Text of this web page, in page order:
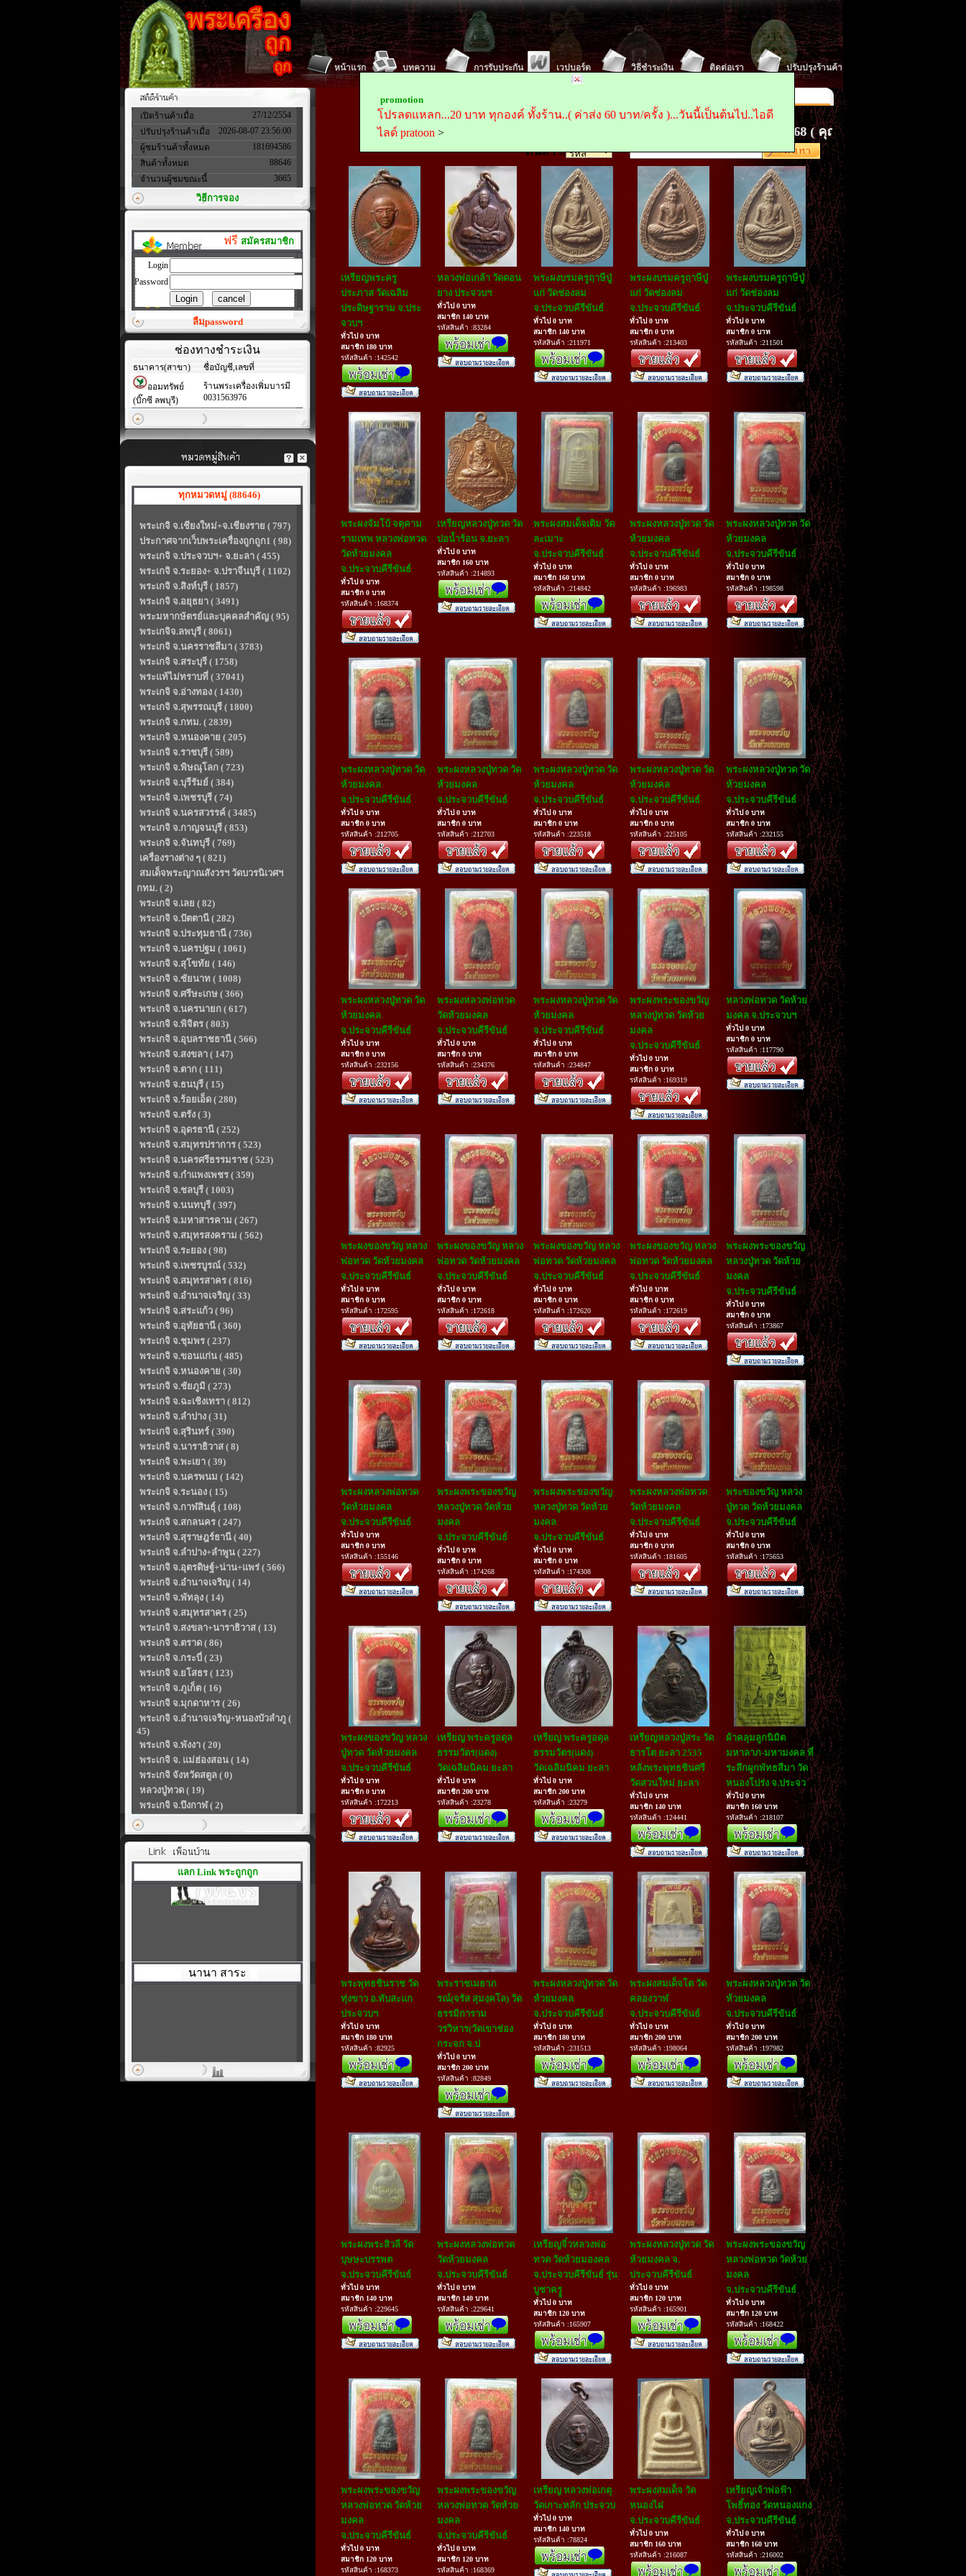
promotion
โปรลดแหลก...20 บาท ทุกองค์ ทั้งร้าน..( ค่าส่ง 60 บาท/ครั้ง )...วันนี้เป็นต้นไป..ไอดี
ไลด์ pratoon >
หน้าแรก บทความ การรับประกัน เวปบอร์ด วิธีชำระเงิน ติดต่อเรา ปรับปรุงร้านค้า
เปิดร้านค้าเมื่อ
27/12/2554
ปรับปรุงร้านค้าเมื่อ
2026-08-07 23:56:00
ผู้ชมร้านค้าทั้งหมด
181694586
สินค้าทั้งหมด
88646
จำนวนผู้ชมขณะนี้
3665
วิธีการจอง
ฟรี สมัครสมาชิก
Login
Password
ลืมpassword
ช่องทางชำระเงิน
ธนาคาร(สาขา)
ชื่อบัญชี,เลขที่
ออมทรัพย์
(บิ๊กซี ลพบุรี)
ร้านพระเครื่องเพิ่มบารมี
0031563976
ทุกหมวดหมู่ (88646)
พระเกจิ จ.เชียงใหม่+จ.เชียงราย ( 797)
ประกาศจากเว็บพระเครื่องถูกถูก1 ( 98)
พระเกจิ จ.ประจวบฯ+ จ.ยะลา ( 455)
พระเกจิ จ.ระยอง+ จ.ปราจีนบุรี ( 1102)
พระเกจิ จ.สิงห์บุรี ( 1857)
พระเกจิ จ.อยุธยา ( 3491)
พระมหากษัตรย์และบุคคลสำคัญ ( 95)
พระเกจิจ.ลพบุรี ( 8061)
พระเกจิ จ.นครราชสีมา ( 3783)
พระเกจิ จ.สระบุรี ( 1758)
พระแท้ไม่ทราบที่ ( 37041)
พระเกจิ จ.อ่างทอง ( 1430)
พระเกจิ จ.สุพรรณบุรี ( 1800)
พระเกจิ จ.กทม. ( 2839)
พระเกจิ จ.หนองคาย ( 205)
พระเกจิ จ.ราชบุรี ( 589)
พระเกจิ จ.พิษณุโลก ( 723)
พระเกจิ จ.บุรีรัมย์ ( 384)
พระเกจิ จ.เพชรบุรี ( 74)
พระเกจิ จ.นครสวรรค์ ( 3485)
พระเกจิ จ.กาญจนบุรี ( 853)
พระเกจิ จ.จันทบุรี ( 769)
เครื่องรางต่าง ๆ ( 821)
สมเด็จพระญาณสังวรฯ วัดบวรนิเวศฯ
กทม. ( 2)
พระเกจิ จ.เลย ( 82)
พระเกจิ จ.ปัตตานี ( 282)
พระเกจิ จ.ประทุมธานี ( 736)
พระเกจิ จ.นครปฐม ( 1061)
พระเกจิ จ.สุโขทัย ( 146)
พระเกจิ จ.ชัยนาท ( 1008)
พระเกจิ จ.ศรีษะเกษ ( 366)
พระเกจิ จ.นครนายก ( 617)
พระเกจิ จ.พิจิตร ( 803)
พระเกจิ จ.อุบลราชธานี ( 566)
พระเกจิ จ.สงขลา ( 147)
พระเกจิ จ.ตาก ( 111)
พระเกจิ จ.ธนบุรี ( 15)
พระเกจิ จ.ร้อยเอ็ด ( 280)
พระเกจิ จ.ตรัง ( 3)
พระเกจิ จ.อุดรธานี ( 252)
พระเกจิ จ.สมุทรปราการ ( 523)
พระเกจิ จ.นครศรีธรรมราช ( 523)
พระเกจิ จ.กำแพงเพชร ( 359)
พระเกจิ จ.ชลบุรี ( 1003)
พระเกจิ จ.นนทบุรี ( 397)
พระเกจิ จ.มหาสารคาม ( 267)
พระเกจิ จ.สมุทรสงคราม ( 562)
พระเกจิ จ.ระยอง ( 98)
พระเกจิ จ.เพชรบูรณ์ ( 532)
พระเกจิ จ.สมุทรสาคร ( 816)
พระเกจิ จ.อำนาจเจริญ ( 33)
พระเกจิ จ.สระแก้ว ( 96)
พระเกจิ จ.อุทัยธานี ( 360)
พระเกจิ จ.ชุมพร ( 237)
พระเกจิ จ.ขอนแก่น ( 485)
พระเกจิ จ.หนองคาย ( 30)
พระเกจิ จ.ชัยภูมิ ( 273)
พระเกจิ จ.ฉะเชิงเทรา ( 812)
พระเกจิ จ.ลำปาง ( 31)
พระเกจิ จ.สุรินทร์ ( 390)
พระเกจิ จ.นาราธิวาส ( 8)
พระเกจิ จ.พะเยา ( 39)
พระเกจิ จ.นครพนม ( 142)
พระเกจิ จ.ระนอง ( 15)
พระเกจิ จ.กาฬสินธุ์ ( 108)
พระเกจิ จ.สกลนคร ( 247)
พระเกจิ จ.สุราษฎร์ธานี ( 40)
พระเกจิ จ.ลำปาง+ลำพูน ( 227)
พระเกจิ จ.อุตรดิษฐ์+น่าน+แพร่ ( 566)
พระเกจิ จ.อำนาจเจริญ ( 14)
พระเกจิ จ.พัทลุง ( 14)
พระเกจิ จ.สมุทรสาคร ( 25)
พระเกจิ จ.สงขลา+นาราธิวาส ( 13)
พระเกจิ จ.ตราด ( 86)
พระเกจิ จ.กระบี่ ( 23)
พระเกจิ จ.ยโสธร ( 123)
พระเกจิ จ.ภูเก็ต ( 16)
พระเกจิ จ.มุกดาหาร ( 26)
พระเกจิ จ.อำนาจเจริญ+หนองบัวลำภู (
45)
พระเกจิ จ.พังงา ( 20)
พระเกจิ จ. แม่ฮ่องสอน ( 14)
พระเกจิ จังหวัดสตูล ( 0)
หลวงปู่ทวด ( 19)
พระเกจิ จ.บึงกาฬ ( 2)
แลก Link พระถูกถูก
นานา สาระ
ตั้งค่า พระถูกถูกดอทคอม(www.prathookthook.com)เป็นหน้าแรก ในการเข้าเยี่ยมชม
สนใจ ติดต่อ...0845496868 ( คุณเจี๊ยบ. )..idไลด์..pratoon.
ค้นหา ::
เหรียญพระครู
ประภาส วัดเฉลิม
ประดิษฐาราม จ.ประ
จวบฯ
ทั่วไป 0 บาท
สมาชิก 180 บาท
รหัสสินค้า :142542
หลวงพ่อเกล้า วัดดอน
ยาง ประจวบฯ
ทั่วไป 0 บาท
สมาชิก 140 บาท
รหัสสินค้า :83284
พระผงบรมครูฤาษีปู่
แก่ วัดช่องลม
จ.ประจวบคีรีขันธ์
ทั่วไป 0 บาท
สมาชิก 140 บาท
รหัสสินค้า :211971
พระผงบรมครูฤาษีปู่
แก่ วัดช่องลม
จ.ประจวบคีรีขันธ์
ทั่วไป 0 บาท
สมาชิก 0 บาท
รหัสสินค้า :213403
พระผงบรมครูฤาษีปู่
แก่ วัดช่องลม
จ.ประจวบคีรีขันธ์
ทั่วไป 0 บาท
สมาชิก 0 บาท
รหัสสินค้า :211501
พระผงจัมโบ้ จตุคาม
รามเทพ หลวงพ่อทวด
วัดห้วยมงคล
จ.ประจวบคีรีขันธ์
ทั่วไป 0 บาท
สมาชิก 0 บาท
รหัสสินค้า :168374
เหรียญหลวงปู่ทวด วัด
บ่อน้ำร้อน จ.ยะลา
ทั่วไป 0 บาท
สมาชิก 160 บาท
รหัสสินค้า :214893
พระผงสมเด็จเติม วัด
ละเมาะ
จ.ประจวบคีรีขันธ์
ทั่วไป 0 บาท
สมาชิก 160 บาท
รหัสสินค้า :214842
พระผงหลวงปู่ทวด วัด
ห้วยมงคล
จ.ประจวบคีรีขันธ์
ทั่วไป 0 บาท
สมาชิก 0 บาท
รหัสสินค้า :196983
พระผงหลวงปู่ทวด วัด
ห้วยมงคล
จ.ประจวบคีรีขันธ์
ทั่วไป 0 บาท
สมาชิก 0 บาท
รหัสสินค้า :198598
พระผงหลวงปู่ทวด วัด
ห้วยมงคล
จ.ประจวบคีรีขันธ์
ทั่วไป 0 บาท
สมาชิก 0 บาท
รหัสสินค้า :212705
พระผงหลวงปู่ทวด วัด
ห้วยมงคล
จ.ประจวบคีรีขันธ์
ทั่วไป 0 บาท
สมาชิก 0 บาท
รหัสสินค้า :212703
พระผงหลวงปู่ทวด วัด
ห้วยมงคล
จ.ประจวบคีรีขันธ์
ทั่วไป 0 บาท
สมาชิก 0 บาท
รหัสสินค้า :223518
พระผงหลวงปู่ทวด วัด
ห้วยมงคล
จ.ประจวบคีรีขันธ์
ทั่วไป 0 บาท
สมาชิก 0 บาท
รหัสสินค้า :225105
พระผงหลวงปู่ทวด วัด
ห้วยมงคล
จ.ประจวบคีรีขันธ์
ทั่วไป 0 บาท
สมาชิก 0 บาท
รหัสสินค้า :232155
พระผงหลวงปู่ทวด วัด
ห้วยมงคล
จ.ประจวบคีรีขันธ์
ทั่วไป 0 บาท
สมาชิก 0 บาท
รหัสสินค้า :232156
พระผงหลวงพ่อทวด
วัดห้วยมงคล
จ.ประจวบคีรีขันธ์
ทั่วไป 0 บาท
สมาชิก 0 บาท
รหัสสินค้า :234376
พระผงหลวงปู่ทวด วัด
ห้วยมงคล
จ.ประจวบคีรีขันธ์
ทั่วไป 0 บาท
สมาชิก 0 บาท
รหัสสินค้า :234847
พระผงพระของขวัญ
หลวงปู่ทวด วัดห้วย
มงคล
จ.ประจวบคีรีขันธ์
ทั่วไป 0 บาท
สมาชิก 0 บาท
รหัสสินค้า :169319
หลวงพ่อทวด วัดห้วย
มงคล จ.ประจวบฯ
ทั่วไป 0 บาท
สมาชิก 0 บาท
รหัสสินค้า :117790
พระผงของขวัญ หลวง
พ่อทวด วัดห้วยมงคล
จ.ประจวบคีรีขันธ์
ทั่วไป 0 บาท
สมาชิก 0 บาท
รหัสสินค้า :172595
พระผงของขวัญ หลวง
พ่อทวด วัดห้วยมงคล
จ.ประจวบคีรีขันธ์
ทั่วไป 0 บาท
สมาชิก 0 บาท
รหัสสินค้า :172618
พระผงของขวัญ หลวง
พ่อทวด วัดห้วยมงคล
จ.ประจวบคีรีขันธ์
ทั่วไป 0 บาท
สมาชิก 0 บาท
รหัสสินค้า :172620
พระผงของขวัญ หลวง
พ่อทวด วัดห้วยมงคล
จ.ประจวบคีรีขันธ์
ทั่วไป 0 บาท
สมาชิก 0 บาท
รหัสสินค้า :172619
พระผงพระของขวัญ
หลวงปู่ทวด วัดห้วย
มงคล
จ.ประจวบคีรีขันธ์
ทั่วไป 0 บาท
สมาชิก 0 บาท
รหัสสินค้า :173867
พระผงหลวงพ่อทวด
วัดห้วยมงคล
จ.ประจวบคีรีขันธ์
ทั่วไป 0 บาท
สมาชิก 0 บาท
รหัสสินค้า :155146
พระผงพระของขวัญ
หลวงปู่ทวด วัดห้วย
มงคล
จ.ประจวบคีรีขันธ์
ทั่วไป 0 บาท
สมาชิก 0 บาท
รหัสสินค้า :174268
พระผงพระของขวัญ
หลวงปู่ทวด วัดห้วย
มงคล
จ.ประจวบคีรีขันธ์
ทั่วไป 0 บาท
สมาชิก 0 บาท
รหัสสินค้า :174308
พระผงหลวงพ่อทวด
วัดห้วยมงคล
จ.ประจวบคีรีขันธ์
ทั่วไป 0 บาท
สมาชิก 0 บาท
รหัสสินค้า :181605
พระของขวัญ หลวง
ปู่ทวด วัดห้วยมงคล
จ.ประจวบคีรีขันธ์
ทั่วไป 0 บาท
สมาชิก 0 บาท
รหัสสินค้า :175653
พระผงของขวัญ หลวง
ปู่ทวด วัดห้วยมงคล
จ.ประจวบคีรีขันธ์
ทั่วไป 0 บาท
สมาชิก 0 บาท
รหัสสินค้า :172213
เหรียญ พระครูอดุล
ธรรมวัตร(แดง)
วัดเฉลิมนิคม ยะลา
ทั่วไป 0 บาท
สมาชิก 200 บาท
รหัสสินค้า :23278
เหรียญ พระครูอดุล
ธรรมวัตร(แดง)
วัดเฉลิมนิคม ยะลา
ทั่วไป 0 บาท
สมาชิก 200 บาท
รหัสสินค้า :23279
เหรียญหลวงปู่สระ วัด
ธารโต ยะลา 2535
หลังพระพุทธชินศรี
วัดสวนใหม่ ยะลา
ทั่วไป 0 บาท
สมาชิก 140 บาท
รหัสสินค้า :124441
ผ้าคลุมลูกนิมิต
มหาลาภ-มหามงคล ที่
ระลึกผูกพัทธสีมา วัด
หนองโปร่ง จ.ประจว
ทั่วไป 0 บาท
สมาชิก 160 บาท
รหัสสินค้า :218107
พระพุทธชินราช วัด
ทุ่งขาว อ.ทับสะแก
ประจวบฯ
ทั่วไป 0 บาท
สมาชิก 180 บาท
รหัสสินค้า :82925
พระราชเมธาภ
รณ์(จรัส สุมงฺคโล) วัด
ธรรมิการาม
วรวิหาร(วัดเขาช่อง
กระจก จ.ป
ทั่วไป 0 บาท
สมาชิก 200 บาท
รหัสสินค้า :82849
พระผงหลวงปู่ทวด วัด
ห้วยมงคล
จ.ประจวบคีรีขันธ์
ทั่วไป 0 บาท
สมาชิก 180 บาท
รหัสสินค้า :231513
พระผงสมเด็จโต วัด
คลองวาฬ
จ.ประจวบคีรีขันธ์
ทั่วไป 0 บาท
สมาชิก 200 บาท
รหัสสินค้า :198064
พระผงหลวงปู่ทวด วัด
ห้วยมงคล
จ.ประจวบคีรีขันธ์
ทั่วไป 0 บาท
สมาชิก 200 บาท
รหัสสินค้า :197982
พระผงพระสิวลี วัด
บุษษะบรรพต
จ.ประจวบคีรีขันธ์
ทั่วไป 0 บาท
สมาชิก 140 บาท
รหัสสินค้า :229645
พระผงหลวงพ่อทวด
วัดห้วยมงคล
จ.ประจวบคีรีขันธ์
ทั่วไป 0 บาท
สมาชิก 140 บาท
รหัสสินค้า :229641
เหรียญจิ๋วหลวงพ่อ
ทวด วัดห้วยมองคล
จ.ประจวบคีรีขันธ์ รุ่น
บูชาครูู
ทั่วไป 0 บาท
สมาชิก 120 บาท
รหัสสินค้า :165907
พระผงหลวงปู่ทวด วัด
ห้วยมงคล จ.
ประจวบคีรีขันธ์
ทั่วไป 0 บาท
สมาชิก 120 บาท
รหัสสินค้า :165901
พระผงพระของขวัญ
หลวงพ่อทวด วัดห้วย
มงคล
จ.ประจวบคีรีขันธ์
ทั่วไป 0 บาท
สมาชิก 120 บาท
รหัสสินค้า :168422
พระผงพระของขวัญ
หลวงพ่อทวด วัดห้วย
มงคล
จ.ประจวบคีรีขันธ์
ทั่วไป 0 บาท
สมาชิก 120 บาท
รหัสสินค้า :168373
พระผงพระของขวัญ
หลวงพ่อทวด วัดห้วย
มงคล
จ.ประจวบคีรีขันธ์
ทั่วไป 0 บาท
สมาชิก 120 บาท
รหัสสินค้า :168369
เหรียญ หลวงพ่อเกตุ
วัดเกาะหลัก ประจวบ
ทั่วไป 0 บาท
สมาชิก 140 บาท
รหัสสินค้า :78824
พระผงสมเด็จ วัด
หนองไผ่
จ.ประจวบคีรีขันธ์
ทั่วไป 0 บาท
สมาชิก 160 บาท
รหัสสินค้า :216087
เหรียญเจ้าพ่อฟ้า
โพธิ์ทอง วัดหนองแกง
จ.ประจวบคีรีขันธ์
ทั่วไป 0 บาท
สมาชิก 160 บาท
รหัสสินค้า :216002